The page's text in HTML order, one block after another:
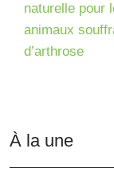
naturelle pour
animaux
d’arthrose
À la une